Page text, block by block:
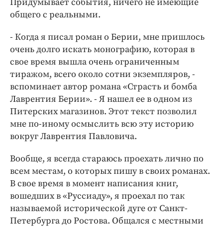
общего с реальными.
- Когда я писал роман о Берии, мне пришлось
очень долго искать монографию, которая в
свое время вышла очень ограниченным
тиражом, всего около сотни экземпляров, -
вспоминает автор романа «Страсть и бомба
Лаврентия Берии». - Я нашел ее в одном из
Питерских магазинов. Этот текст позволил
мне по-иному осмыслить всю эту историю
вокруг Лаврентия Павловича.
Вообще, я всегда стараюсь проехать лично по
всем местам, о которых пишу в своих романах.
В свое время в момент написания книг,
вошедших в «Руссиаду», я проехал по так
называемой исторической дуге от Санкт-
Петербурга до Ростова. Общался с местными